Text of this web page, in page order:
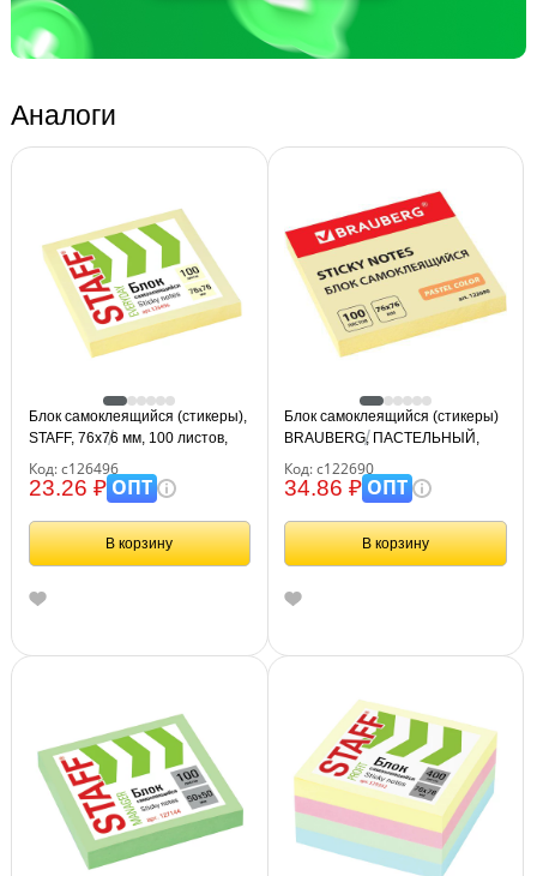
Аналоги
Блок самоклеящийся (стикеры),
STAFF, 76х76 мм, 100 листов,
Код: с126496
23.26 ₽ОПТ
В корзину
Блок самоклеящийся (стикеры)
BRAUBERG, ПАСТЕЛЬНЫЙ,
122690
Код: с122690
34.86 ₽ОПТ
В корзину